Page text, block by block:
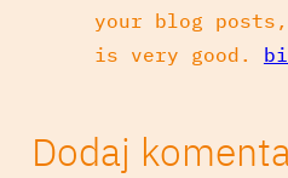
your blog
is very good.
Dodaj